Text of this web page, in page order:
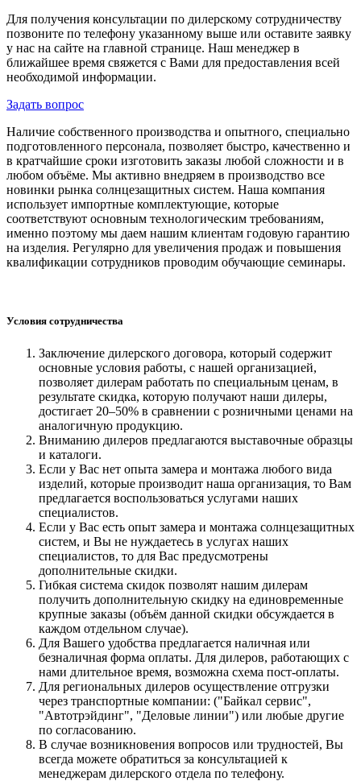
Для получения консультации по дилерскому сотрудничеству
позвоните по телефону указанному выше или оставите заявку
у нас на сайте на главной странице. Наш менеджер в
ближайшее время свяжется с Вами для предоставления всей
необходимой информации.
Задать вопрос
Наличие собственного производства и опытного, специально
подготовленного персонала, позволяет быстро, качественно и
в кратчайшие сроки изготовить заказы любой сложности и в
любом объёме. Мы активно внедряем в производство все
новинки рынка солнцезащитных систем. Наша компания
использует импортные комплектующие, которые
соответствуют основным технологическим требованиям,
именно поэтому мы даем нашим клиентам годовую гарантию
на изделия. Регулярно для увеличения продаж и повышения
квалификации сотрудников проводим обучающие семинары.
Условия сотрудничества
Заключение дилерского договора, который содержит
основные условия работы, с нашей организацией,
позволяет дилерам работать по специальным ценам, в
результате скидка, которую получают наши дилеры,
достигает 20–50% в сравнении с розничными ценами на
аналогичную продукцию.
Вниманию дилеров предлагаются выставочные образцы
и каталоги.
Если у Вас нет опыта замера и монтажа любого вида
изделий, которые производит наша организация, то Вам
предлагается воспользоваться услугами наших
специалистов.
Если у Вас есть опыт замера и монтажа солнцезащитных
систем, и Вы не нуждаетесь в услугах наших
специалистов, то для Вас предусмотрены
дополнительные скидки.
Гибкая система скидок позволят нашим дилерам
получить дополнительную скидку на единовременные
крупные заказы (объём данной скидки обсуждается в
каждом отдельном случае).
Для Вашего удобства предлагается наличная или
безналичная форма оплаты. Для дилеров, работающих с
нами длительное время, возможна схема пост-оплаты.
Для региональных дилеров осуществление отгрузки
через транспортные компании: ("Байкал сервис",
"Автотрэйдинг", "Деловые линии") или любые другие
по согласованию.
В случае возникновения вопросов или трудностей, Вы
всегда можете обратиться за консультацией к
менеджерам дилерского отдела по телефону.